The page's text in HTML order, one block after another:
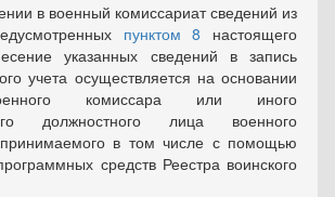
в военный комиссариат сведений из
пунктом 8 настоящего
указанных сведений в запись
учета осуществляется на основании
комиссара или иного
должностного лица военного
принимаемого в том числе с помощью
средств Реестра воинского